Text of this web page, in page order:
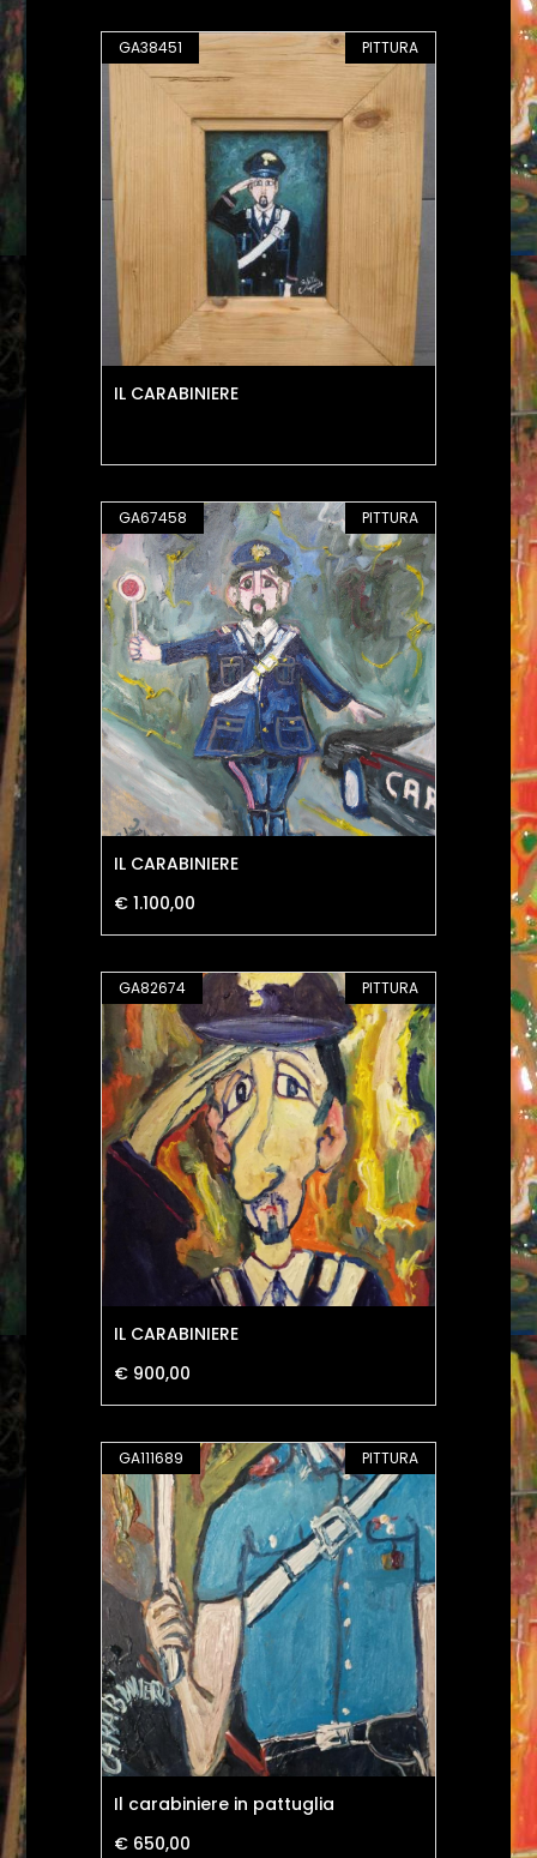
GA38451 PITTURA
IL CARABINIERE
GA67458 PITTURA
IL CARABINIERE
€ 1.100,00
GA82674 PITTURA
IL CARABINIERE
€ 900,00
GA111689 PITTURA
Il carabiniere in pattuglia
€ 650,00